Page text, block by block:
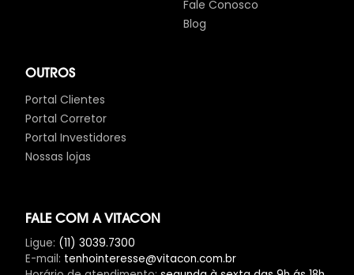
Fale Conosco
Blog
OUTROS
Portal Clientes
Portal Corretor
Portal Investidores
Nossas lojas
FALE COM A VITACON
Ligue: (11) 3039.7300
E-mail: tenhointeresse@vitacon.com.br